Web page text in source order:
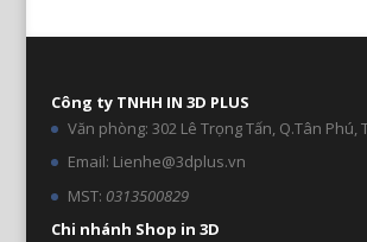
Công ty TNHH IN 3D PLUS
Văn phòng: 302 Lê Trọng Tấn, Q.Tân Phú,
Email: Lienhe@3dplus.vn
MST: 0313500829
Chi nhánh Shop in 3D